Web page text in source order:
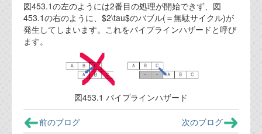
機能安全用語集
設計用語集
オンラインショップ
FAQ
図453.1の左のようには2番目の処理が開始できず、図
453.1の右のように、$2\tau$のバブル(＝無駄サイクル)が
発生してしまいます。これをパイプラインハザードと呼び
ます。
図453.1 パイプラインハザード
前のブログ
次のブログ